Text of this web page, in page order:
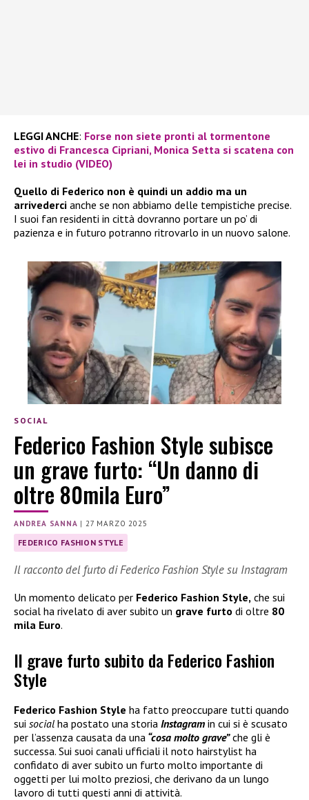
LEGGI ANCHE: Forse non siete pronti al tormentone
estivo di Francesca Cipriani, Monica Setta si scatena con
lei in studio (VIDEO)
Quello di Federico non è quindi un addio ma un
arrivederci anche se non abbiamo delle tempistiche precise.
I suoi fan residenti in città dovranno portare un po’ di
pazienza e in futuro potranno ritrovarlo in un nuovo salone.
SOCIAL
Federico Fashion Style subisce
un grave furto: “Un danno di
oltre 80mila Euro”
ANDREA SANNA | 27 MARZO 2025
FEDERICO FASHION STYLE
Il racconto del furto di Federico Fashion Style su Instagram
Un momento delicato per Federico Fashion Style, che sui
social ha rivelato di aver subito un grave furto di oltre 80
mila Euro.
Il grave furto subito da Federico Fashion
Style
Federico Fashion Style ha fatto preoccupare tutti quando
sui social ha postato una storia Instagram in cui si è scusato
per l’assenza causata da una “cosa molto grave”che gli è
successa. Sui suoi canali ufficiali il noto hairstylist ha
confidato di aver subito un furto molto importante di
oggetti per lui molto preziosi, che derivano da un lungo
lavoro di tutti questi anni di attività.